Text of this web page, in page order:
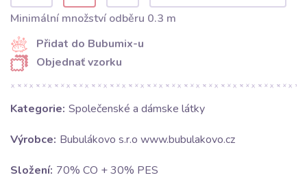
Minimální množství odběru 0.3 m
Přidat do Bubumix-u
Objednať vzorku
Kategorie: Společenské a dámske látky
Výrobce: Bubulákovo s.r.o www.bubulakovo.cz
Složení: 70% CO + 30% PES